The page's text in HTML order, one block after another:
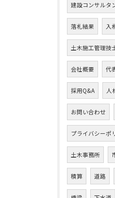
建設コンサルタ
落札結果 入
土木施工管理技
会社概要 代
採用Q&A 人
お問い合わせ
プライバシーポ
土木事務所
積算 道路